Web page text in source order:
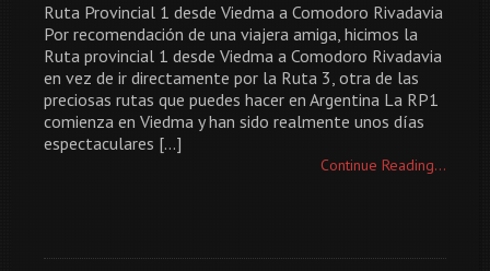
Ruta Provincial 1 desde Viedma a Comodoro Rivadavia
Por recomendación de una viajera amiga, hicimos la
Ruta provincial 1 desde Viedma a Comodoro Rivadavia
en vez de ir directamente por la Ruta 3, otra de las
preciosas rutas que puedes hacer en Argentina La RP1
comienza en Viedma y han sido realmente unos días
espectaculares […]
Continue Reading...